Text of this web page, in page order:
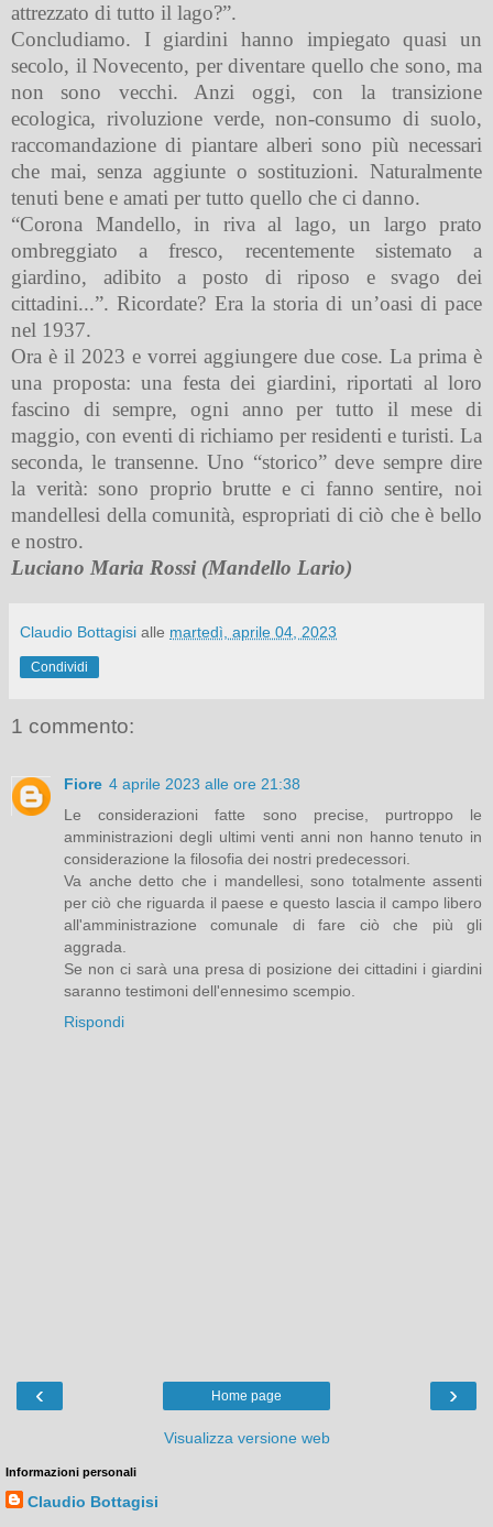
attrezzato di tutto il lago?”.
Concludiamo. I giardini hanno impiegato quasi un
secolo, il Novecento, per diventare quello che sono, ma
non sono vecchi. Anzi oggi, con la transizione
ecologica, rivoluzione verde, non-consumo di suolo,
raccomandazione di piantare alberi sono più necessari
che mai, senza aggiunte o sostituzioni. Naturalmente
tenuti bene e amati per tutto quello che ci danno.
“Corona Mandello, in riva al lago, un largo prato
ombreggiato a fresco, recentemente sistemato a
giardino, adibito a posto di riposo e svago dei
cittadini...”. Ricordate? Era la storia di un’oasi di pace
nel 1937.
Ora è il 2023 e vorrei aggiungere due cose. La prima è
una proposta: una festa dei giardini, riportati al loro
fascino di sempre, ogni anno per tutto il mese di
maggio, con eventi di richiamo per residenti e turisti. La
seconda, le transenne. Uno “storico” deve sempre dire
la verità: sono proprio brutte e ci fanno sentire, noi
mandellesi della comunità, espropriati di ciò che è bello
e nostro.
Luciano Maria Rossi (Mandello Lario)
Claudio Bottagisi alle martedì, aprile 04, 2023
Condividi
1 commento:
Fiore 4 aprile 2023 alle ore 21:38
Le considerazioni fatte sono precise, purtroppo le
amministrazioni degli ultimi venti anni non hanno tenuto in
considerazione la filosofia dei nostri predecessori.
Va anche detto che i mandellesi, sono totalmente assenti
per ciò che riguarda il paese e questo lascia il campo libero
all'amministrazione comunale di fare ciò che più gli
aggrada.
Se non ci sarà una presa di posizione dei cittadini i giardini
saranno testimoni dell'ennesimo scempio.
Rispondi
‹ ›
Home page
Visualizza versione web
Informazioni personali
Claudio Bottagisi